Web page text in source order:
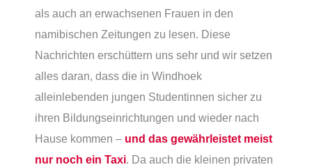
als auch an erwachsenen Frauen in den
namibischen Zeitungen zu lesen. Diese
Nachrichten erschüttern uns sehr und wir setzen
alles daran, dass die in Windhoek
alleinlebenden jungen Studentinnen sicher zu
ihren Bildungseinrichtungen und wieder nach
Hause kommen – und das gewährleistet meist
nur noch ein Taxi. Da auch die kleinen privaten